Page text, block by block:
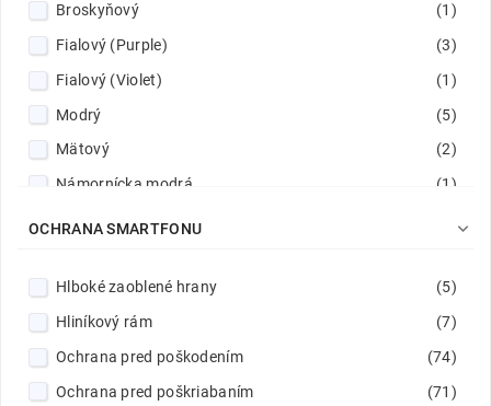
Broskyňový
(1)
Fialový (Purple)
(3)
Fialový (Violet)
(1)
Modrý
(5)
Mätový
(2)
Námornícka modrá
(1)
Prehľadný a ružový
(1)
Purpurový
(1)
Púdrovo ružový
(1)
Ružovo-zlatý
(1)
OCHRANA SMARTFONU 
Hlboké zaoblené hrany
(5)
Hliníkový rám
(7)
Ochrana pred poškodením
(74)
Ochrana pred poškriabaním
(71)